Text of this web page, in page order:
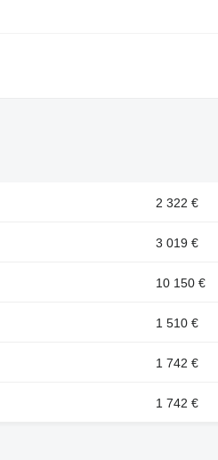
2 322 €
3 019 €
10 150 €
1 510 €
1 742 €
1 742 €